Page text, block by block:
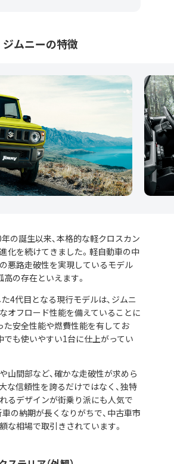
ジムニーの特徴
の誕生以来、本格的な軽クロスカン
化を続けてきました。軽自動車の中
悪路走破性を実現しているモデル
高の存在といえます。
4代目となる現行モデルは、ジムニ
オフロード性能を備えていることに
た安全性能や燃費性能を有してお
でも使いやすい1台に仕上がってい
山間部など、確かな走破性が求めら
な信頼性を誇るだけではなく、独特
るデザインが街乗り派にも人気で
車の納期が長くなりがちで、中古車市
な相場で取引きされています。